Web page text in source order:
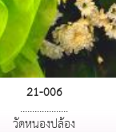
21-006
....................
วัดหนองปล้อง